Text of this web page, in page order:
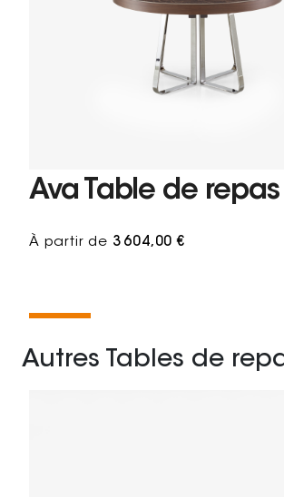
Ava Table de repas
À partir de 3 604,00 €
Autres Tables de